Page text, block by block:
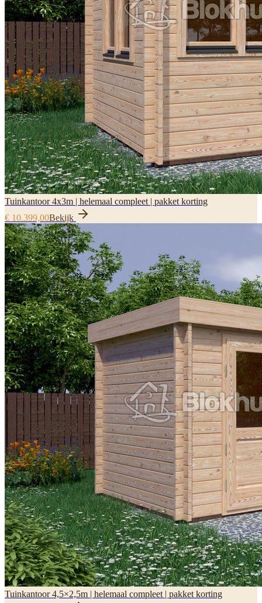
Tuinkantoor 4x3m | helemaal compleet | pakket korting
€ 10.399,00Bekijk
Tuinkantoor 4,5×2,5m | helemaal compleet | pakket korting